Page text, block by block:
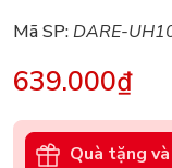
Mã SP:DARE-
639.000₫
Quà tặng